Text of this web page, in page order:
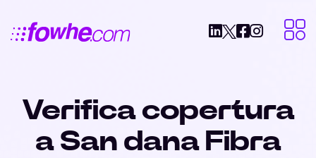
Verifica copertura
a San dana Fibra